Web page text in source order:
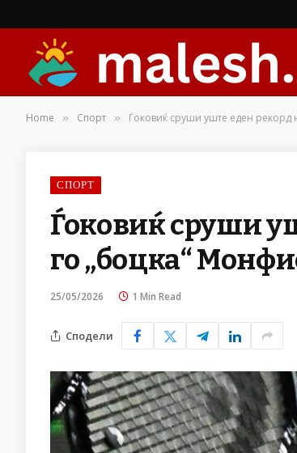
Home » Спорт » Ѓоковиќ сруши уште еден
СПОРТ
Ѓоковиќ сруши
го „боцка“
25/05/2026 1 Min Read
Сподели